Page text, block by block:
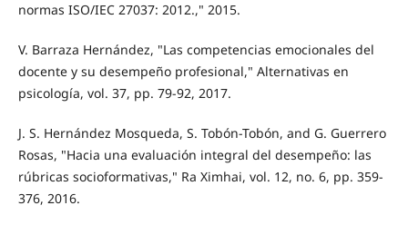
normas ISO/IEC 27037: 2012.," 2015.
V. Barraza Hernández, "Las competencias emocionales del
docente y su desempeño profesional," Alternativas en
psicología, vol. 37, pp. 79-92, 2017.
J. S. Hernández Mosqueda, S. Tobón-Tobón, and G. Guerrero
Rosas, "Hacia una evaluación integral del desempeño: las
rúbricas socioformativas," Ra Ximhai, vol. 12, no. 6, pp. 359-
376, 2016.